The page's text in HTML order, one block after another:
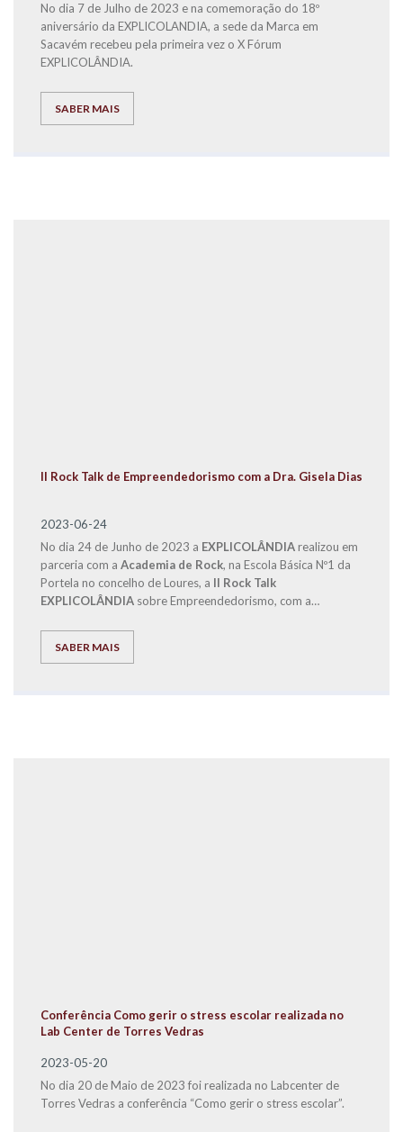
No dia 7 de Julho de 2023 e na comemoração do 18º
aniversário da EXPLICOLANDIA, a sede da Marca em
Sacavém recebeu pela primeira vez o X Fórum
EXPLICOLÂNDIA.
SABER MAIS
II Rock Talk de Empreendedorismo com a Dra. Gisela Dias
2023-06-24
No dia 24 de Junho de 2023 a EXPLICOLÂNDIArealizou em
parceria com a Academia de Rock, na Escola Básica Nº1 da
Portela no concelho de Loures, a II Rock Talk
EXPLICOLÂNDIA sobre Empreendedorismo, com a
SABER MAIS
Conferência Como gerir o stress escolar realizada no
Lab Center de Torres Vedras
2023-05-20
No dia 20 de Maio de 2023 foi realizada no Labcenter de
Torres Vedras a conferência “Como gerir o stress escolar”.